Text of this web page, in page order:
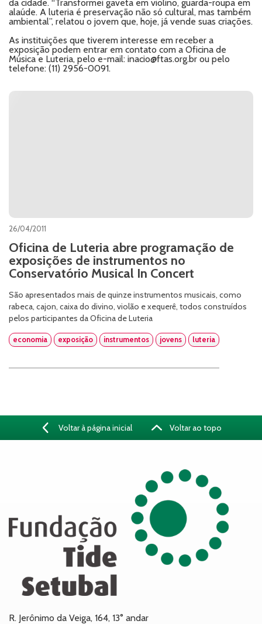
da cidade. “Transformei gaveta em violino, guarda-roupa em
alaúde. A luteria é preservação não só cultural, mas também
ambiental”, relatou o jovem que, hoje, já vende suas criações.
As instituições que tiverem interesse em receber a
exposição podem entrar em contato com a Oficina de
Música e Luteria, pelo e-mail: inacio@ftas.org.br ou pelo
telefone: (11) 2956-0091.
26/04/2011
Oficina de Luteria abre programação de
exposições de instrumentos no
Conservatório Musical In Concert
São apresentados mais de quinze instrumentos musicais, como
rabeca, cajon, caixa do divino, violão e xequerê, todos construídos
pelos participantes da Oficina de Luteria
economia exposição instrumentos jovens luteria
Voltar à página inicial Voltar ao topo
R. Jerônimo da Veiga, 164, 13° andar